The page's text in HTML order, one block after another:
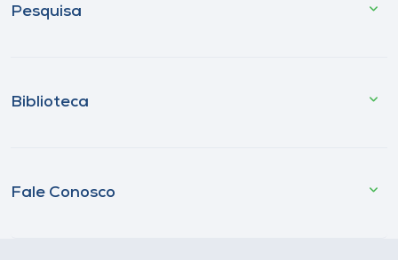
Pesquisa
Biblioteca
Fale Conosco